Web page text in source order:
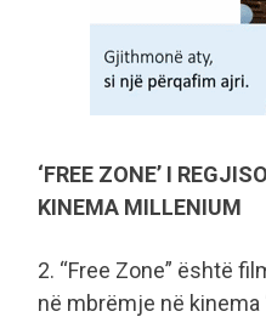
‘FREE ZONE’ I
KINEMA MILLENIUM
2. “Free Zone” është
në mbrëmje në kinema